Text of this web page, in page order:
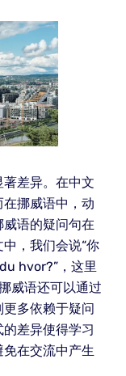
差异。在中文
挪威语中，动
语的疑问句在
，我们会说“你
hvor?”，这里
威语还可以通过
多依赖于疑问
差异使得学习
在交流中产生